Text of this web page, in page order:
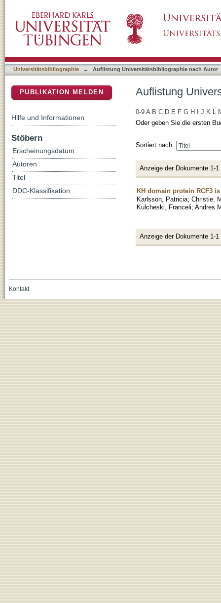
Universitätsbibliographie → Auflistung Universitätsbibliographie nach Autor
Auflistung
0-9 A B C D E F G H J K L
Oder geben Sie die ersten
Sortiert nach:
Anzeige der Dokumente 1-1
KH domain protein RCF3
Karlsson, Patricia; Christie,
Kulcheski, Franceli; Andres
Anzeige der Dokumente 1-1
PUBLIKATION MELDEN
Hilfe und Informationen
Stöbern
Erscheinungsdatum
Autoren
Titel
DDC-Klassifikation
Kontakt